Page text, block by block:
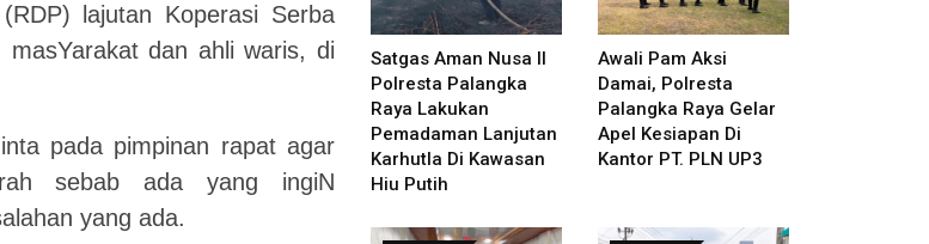
lajutan Koperasi Serba
dan ahli waris, di
pada pimpinan rapat agar
sebab ada yang ingiN
yang ada.
Satgas Aman Nusa II
Polresta Palangka
Raya Lakukan
Pemadaman Lanjutan
Karhutla Di Kawasan
Hiu Putih
Awali Pam Aksi
Damai, Polresta
Palangka Raya Gelar
Apel Kesiapan Di
Kantor PT. PLN UP3